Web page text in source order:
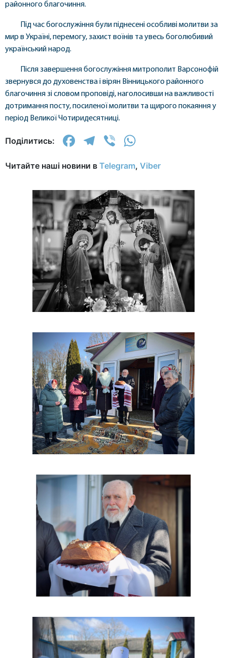
районного благочиння.
Під час богослужіння були піднесені особливі молитви за
мир в Україні, перемогу, захист воїнів та увесь боголюбивий
український народ.
Після завершення богослужіння митрополит Варсонофій
звернувся до духовенства і вірян Вінницького районного
благочиння зі словом проповіді, наголосивши на важливості
дотримання посту, посиленої молитви та щирого покаяння у
період Великої Чотиридесятниці.
Поділитись: Facebook
Telegram
Viber
Читайте наші новини в Telegram, Viber